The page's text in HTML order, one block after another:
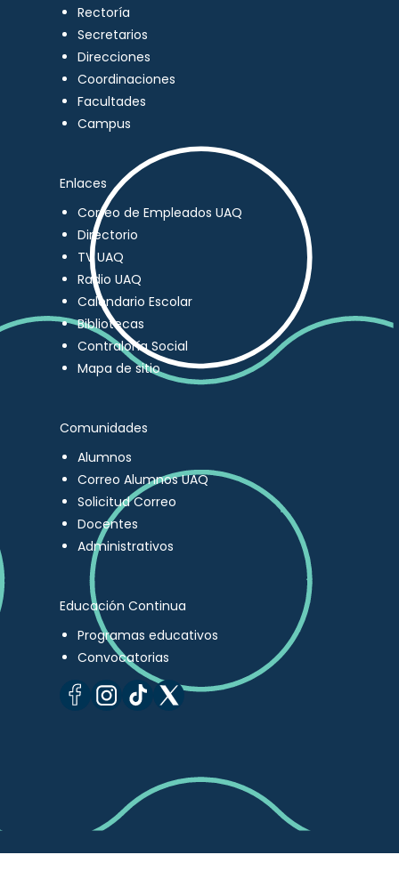
Rectoría
Secretarios
Direcciones
Coordinaciones
Facultades
Campus
Enlaces
Correo de Empleados UAQ
Directorio
TV UAQ
Radio UAQ
Calendario Escolar
Bibliotecas
Contraloría Social
Mapa de sitio
Comunidades
Alumnos
Correo Alumnos UAQ
Solicitud Correo
Docentes
Administrativos
Educación Continua
Programas educativos
Convocatorias